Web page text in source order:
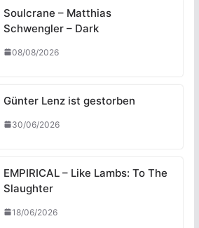
Soulcrane – Matthias
Schwengler – Dark
08/08/2026
Günter Lenz ist gestorben
30/06/2026
EMPIRICAL – Like Lambs: To The
Slaughter
18/06/2026